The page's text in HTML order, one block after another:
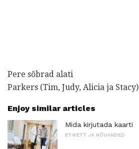
Pere sõbrad alati
Parkers (Tim, Judy, Alicia ja Stacy)
Enjoy similar articles
Mida kirjutada kaarti
ETIKETT JA NÕUANDED